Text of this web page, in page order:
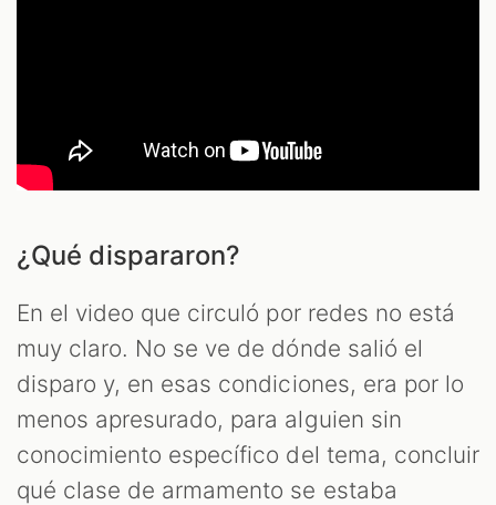
¿Qué dispararon?
En el video que circuló por redes no está
muy claro. No se ve de dónde salió el
disparo y, en esas condiciones, era por lo
menos apresurado, para alguien sin
conocimiento específico del tema, concluir
qué clase de armamento se estaba